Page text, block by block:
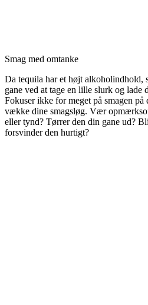
Smag med omtanke
Da tequila har et højt alkoholindhold,
gane ved at tage en lille slurk og lade
Fokuser ikke for meget på smagen
vække dine smagsløg. Vær
eller tynd? Tørrer den din gane ud?
forsvinder den hurtigt?